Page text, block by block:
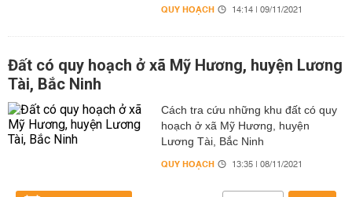
QUY HOẠCH 14:14 | 09/11/2021
Đất có quy hoạch ở xã Mỹ Hương, huyện Lương
Tài, Bắc Ninh
Cách tra cứu những khu đất có quy
hoạch ở xã Mỹ Hương, huyện
Lương Tài, Bắc Ninh
QUY HOẠCH 13:35 | 08/11/2021